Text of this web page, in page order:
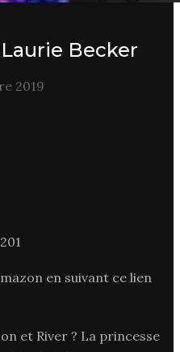
Becker
2019
en suivant ce lien
et River ? La princesse